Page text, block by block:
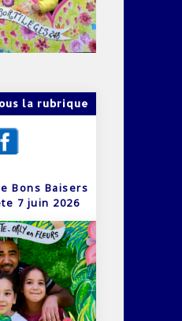
la rubrique
Bons Baisers
7 juin 2026